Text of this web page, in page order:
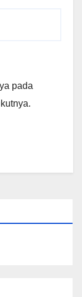
pada